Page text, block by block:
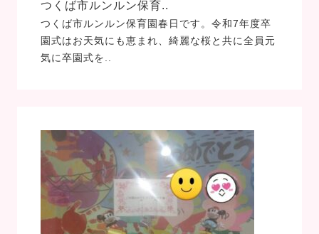
つくば市ルンルン保育..
つくば市ルンルン保育園春日です。令和7年度卒
園式はお天気にも恵まれ、綺麗な桜と共に全員元
気に卒園式を..